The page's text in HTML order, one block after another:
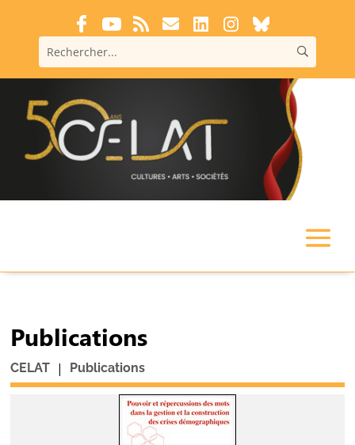
Publications
CELAT | Publications